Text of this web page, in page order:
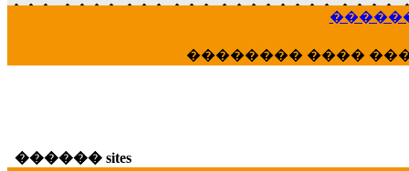
15:07
veronica :E���� 2012 ��� ����� ���
�������� ����
������ sites